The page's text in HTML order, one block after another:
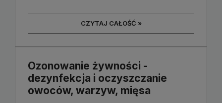
CZYTAJ CAŁOŚĆ »
Ozonowanie żywności -
dezynfekcja i oczyszczanie
owoców, warzyw, mięsa